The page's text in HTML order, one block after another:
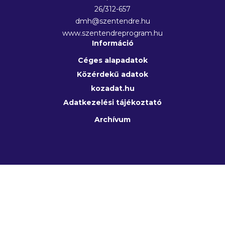
26/312-657
dmh@szentendre.hu
www.szentendreprogram.hu
Információ
Céges alapadatok
Közérdekű adatok
kozadat.hu
Adatkezelési tájékoztató
Archívum